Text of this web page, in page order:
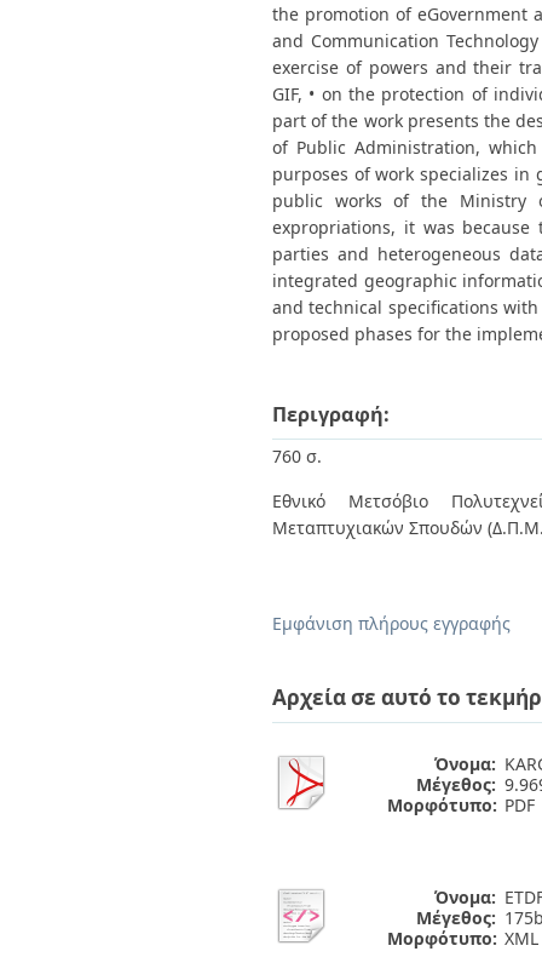
the promotion of eGovernment
and Communication
exercise of powers and their
GIF, • on the protection of
part of the work presents the
of Public Administration,
purposes of work specializes in
public works of the Ministry
expropriations, it was
parties and heterogeneous
integrated geographic
and technical specifications
proposed phases for the
Περιγραφή:
760 σ.
Εθνικό Μετσόβιο
Μεταπτυχιακών Σπουδών
Εμφάνιση πλήρους εγγραφής
Αρχεία σε αυτό το
Όνομα:
Μέγεθος:
Μορφότυπο: PDF
Όνομα:
Μέγεθος:
Μορφότυπο: XML